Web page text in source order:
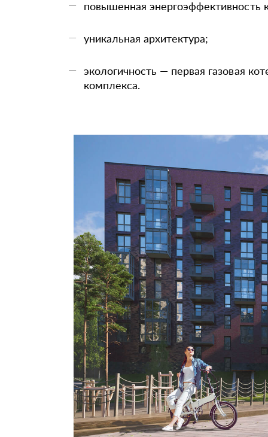
повышенная энергоэффективность
уникальная архитектура;
экологичность — первая газовая
комплекса.